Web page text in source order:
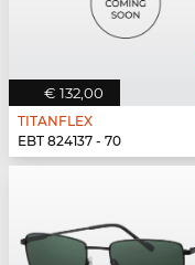
€ 132,00
TITANFLEX
EBT 824137 - 70